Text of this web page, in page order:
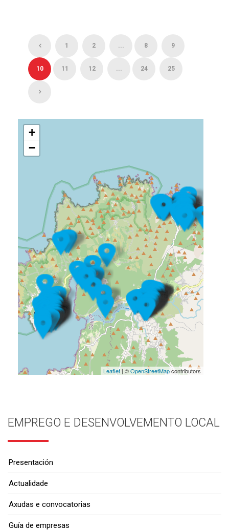
1 2 ... 8 9
10 11 12 ... 24 25
+
−
Leaflet| ©OpenStreetMapcontributors
EMPREGO E DESENVOLVEMENTO LOCAL
Presentación
Actualidade
Axudas e convocatorias
Guía de empresas